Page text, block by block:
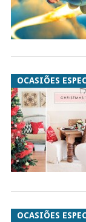
OCASIÕES
OCASIÕES